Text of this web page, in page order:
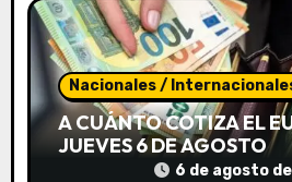
Nacionales /
A CUÁNTO COTIZA EL
JUEVES 6 DE AGOSTO
6 de agosto